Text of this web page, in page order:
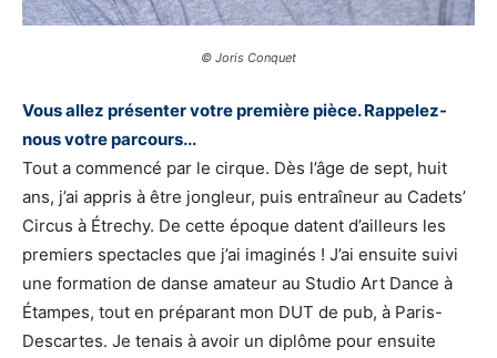
© Joris Conquet
Vous allez présenter votre première pièce. Rappelez-
nous votre parcours...
Tout a commencé par le cirque. Dès l’âge de sept, huit
ans, j’ai appris à être jongleur, puis entraîneur au Cadets’
Circus à Étrechy. De cette époque datent d’ailleurs les
premiers spectacles que j’ai imaginés ! J’ai ensuite suivi
une formation de danse amateur au Studio Art Dance à
Étampes, tout en préparant mon DUT de pub, à Paris-
Descartes. Je tenais à avoir un diplôme pour ensuite